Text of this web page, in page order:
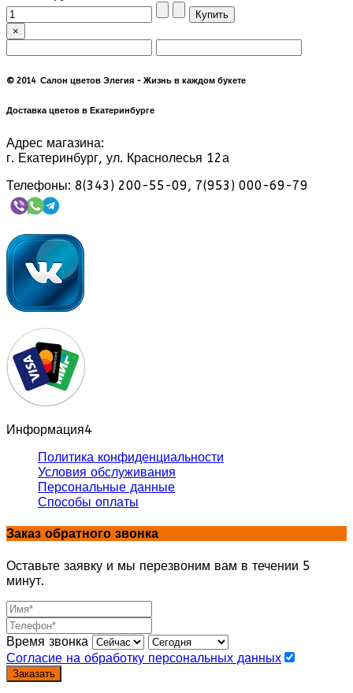
×
© 2014 Салон цветов Элегия - Жизнь в каждом букете
Доставка цветов в Екатеринбурге
Адрес магазина:
г. Екатеринбург, ул. Краснолесья 12а
Телефоны: 8(343) 200-55-09, 7(953) 000-69-79
Информация4
Политика конфиденциальности
Условия обслуживания
Персональные данные
Способы оплаты
Заказ обратного звонка
Оставьте заявку и мы перезвоним вам в течении 5
минут.
Время звонка
Согласие на обработку персональных данных
Заказать